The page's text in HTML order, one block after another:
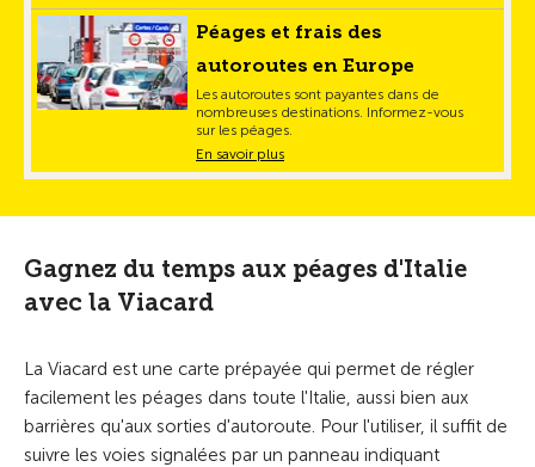
Péages et frais des
autoroutes en Europe
Les autoroutes sont payantes dans de
nombreuses destinations. Informez-vous
sur les péages.
En savoir plus
Gagnez du temps aux péages d'Italie
avec la Viacard
La Viacard est une carte prépayée qui permet de régler
facilement les péages dans toute l'Italie, aussi bien aux
barrières qu'aux sorties d'autoroute. Pour l'utiliser, il suffit de
suivre les voies signalées par un panneau indiquant